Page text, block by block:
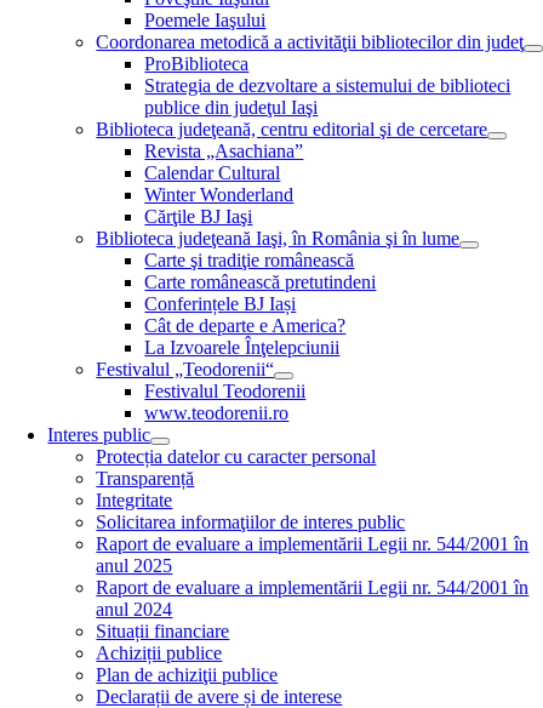
Poemele Iaşului
Coordonarea metodică a activităţii bibliotecilor din judeţ
ProBiblioteca
Strategia de dezvoltare a sistemului de biblioteci
publice din judeţul Iaşi
Biblioteca judeţeană, centru editorial şi de cercetare
Revista „Asachiana”
Calendar Cultural
Winter Wonderland
Cărţile BJ Iaşi
Biblioteca judeţeană Iaşi, în România şi în lume
Carte şi tradiţie românească
Carte românească pretutindeni
Conferințele BJ Iași
Cât de departe e America?
La Izvoarele Înţelepciunii
Festivalul „Teodorenii“
Festivalul Teodorenii
www.teodorenii.ro
Interes public
Protecția datelor cu caracter personal
Transparență
Integritate
Solicitarea informaţiilor de interes public
Raport de evaluare a implementării Legii nr. 544/2001 în
anul 2025
Raport de evaluare a implementării Legii nr. 544/2001 în
anul 2024
Situații financiare
Achiziții publice
Plan de achiziţii publice
Declarații de avere și de interese